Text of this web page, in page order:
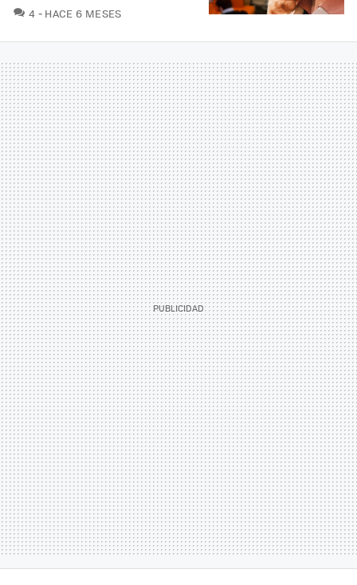
4 COMENTARIOS
HACE 6 MESES